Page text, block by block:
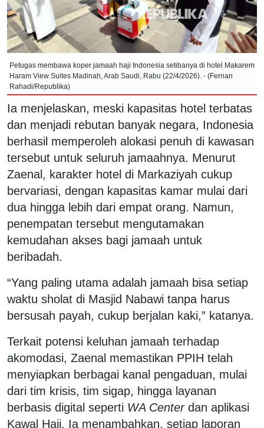
Petugas membawa koper jamaah haji Indonesia setibanya di hotel Makarem
Haram View Suites Madinah, Arab Saudi, Rabu (22/4/2026). - (Fernan
Rahadi/Republika)
Ia menjelaskan, meski kapasitas hotel terbatas
dan menjadi rebutan banyak negara, Indonesia
berhasil memperoleh alokasi penuh di kawasan
tersebut untuk seluruh jamaahnya. Menurut
Zaenal, karakter hotel di Markaziyah cukup
bervariasi, dengan kapasitas kamar mulai dari
dua hingga lebih dari empat orang. Namun,
penempatan tersebut mengutamakan
kemudahan akses bagi jamaah untuk
beribadah.
“Yang paling utama adalah jamaah bisa setiap
waktu sholat di Masjid Nabawi tanpa harus
bersusah payah, cukup berjalan kaki,” katanya.
Terkait potensi keluhan jamaah terhadap
akomodasi, Zaenal memastikan PPIH telah
menyiapkan berbagai kanal pengaduan, mulai
dari tim krisis, tim sigap, hingga layanan
berbasis digital seperti WA Centerdan aplikasi
Kawal Haji. Ia menambahkan, setiap laporan